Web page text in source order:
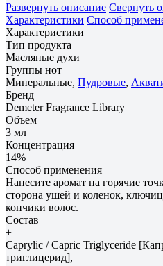
Развернуть описание Свернуть
Характеристики Способ
Характеристики
Тип продукта
Масляные духи
Группы нот
Минеральные, Пудровые,
Бренд
Demeter Fragrance Library
Объем
3 мл
Концентрация
14%
Способ применения
Нанесите аромат на горячие
сторона ушей и коленок,
кончики волос.
Состав
+
Caprylic / Capric Triglyceride
триглицерид],